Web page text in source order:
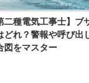
二種電気工事士】ブ
どれ？警報や呼び出
図をマスター